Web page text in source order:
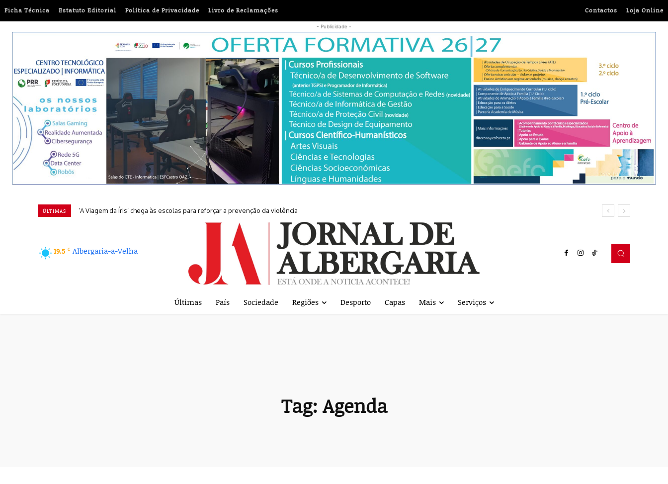
Contactos Loja Online
Ficha Técnica Estatuto Editorial Política de Privacidade Livro de Reclamações
- Publicidade -
ÚLTIMAS ‘A Viagem da Íris’ chega às escolas para reforçar a prevenção da violência
Ajude a ajudar: um guia prático para doações responsáveis
19.5 C Albergaria-a-Velha
Últimas País Sociedade Regiões Desporto Capas Mais Serviços
Tag: Agenda